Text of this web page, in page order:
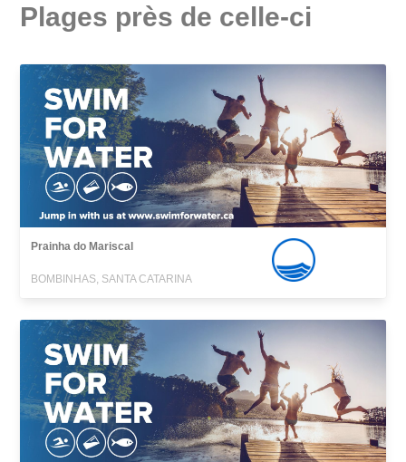
Plages près de celle-ci
Prainha do Mariscal
BOMBINHAS, SANTA CATARINA